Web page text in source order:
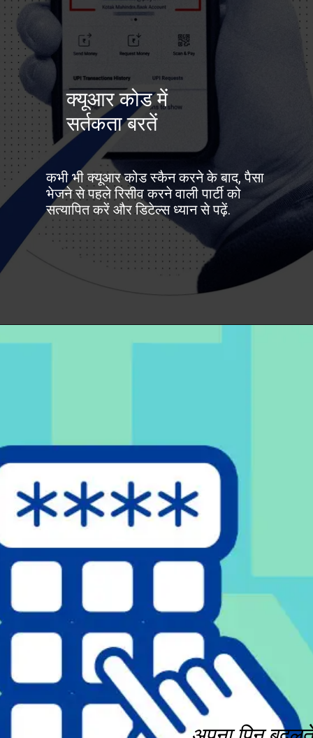
क्यूआर कोड में
सर्तकता बरतें
कभी भी क्यूआर कोड स्कैन करने के बाद, पैसा
भेजने से पहले रिसीव करने वाली पार्टी को
सत्यापित करें और डिटेल्स ध्यान से पढ़ें.